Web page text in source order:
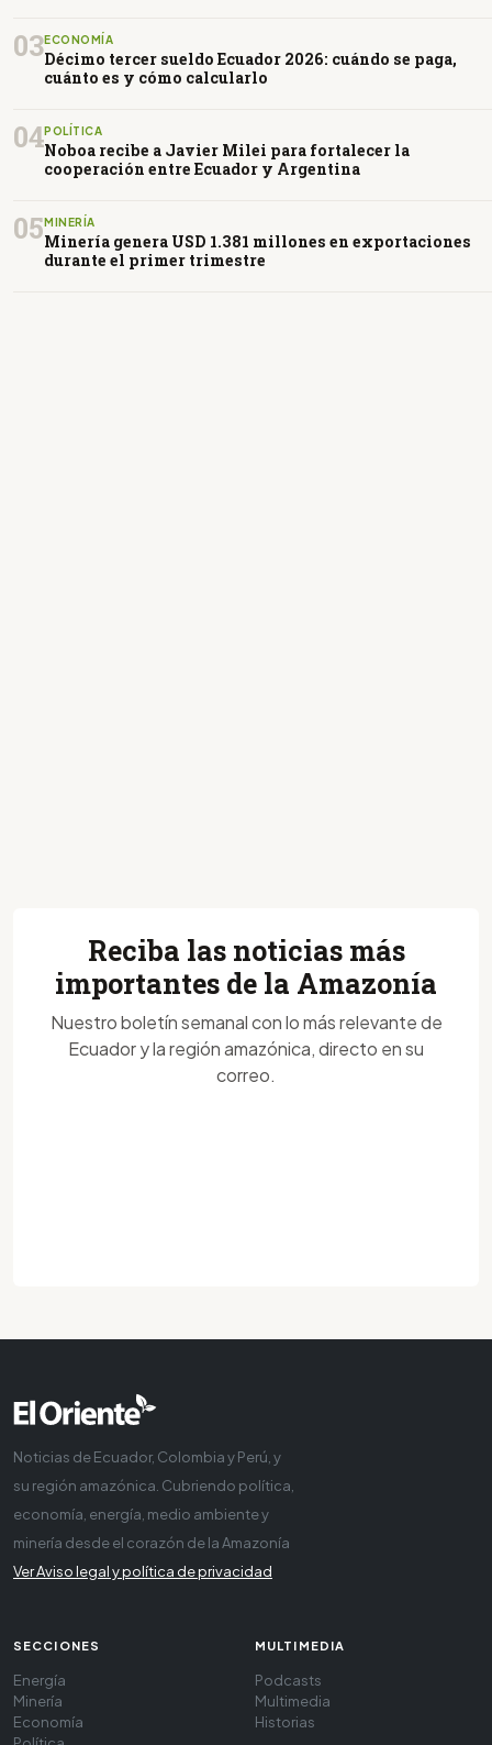
03ECONOMÍA
Décimo tercer sueldo Ecuador 2026: cuándo se paga,
cuánto es y cómo calcularlo
04POLÍTICA
Noboa recibe a Javier Milei para fortalecer la
cooperación entre Ecuador y Argentina
05MINERÍA
Minería genera USD 1.381 millones en exportaciones
durante el primer trimestre
Reciba las noticias más
importantes de la Amazonía
Nuestro boletín semanal con lo más relevante de
Ecuador y la región amazónica, directo en su
correo.
Noticias de Ecuador, Colombia y Perú, y
su región amazónica. Cubriendo política,
economía, energía, medio ambiente y
minería desde el corazón de la Amazonía
Ver Aviso legal y política de privacidad
SECCIONES
Energía
Minería
Economía
MULTIMEDIA
Podcasts
Multimedia
Historias